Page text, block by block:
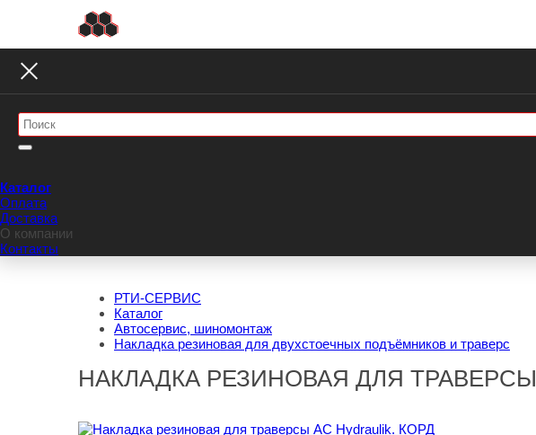
Каталог
Оплата
Доставка
О компании
Контакты
РТИ-СЕРВИС
Каталог
Автосервис, шиномонтаж
Накладка резиновая для двухстоечных подъёмников и траверс
НАКЛАДКА РЕЗИНОВАЯ ДЛЯ ТРАВЕРСЫ